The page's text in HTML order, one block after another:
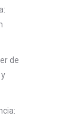
de